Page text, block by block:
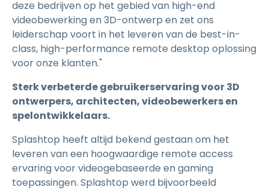
deze bedrijven op het gebied van high-end
videobewerking en 3D-ontwerp en zet ons
leiderschap voort in het leveren van de best-in-
class, high-performance remote desktop oplossing
voor onze klanten."
Sterk verbeterde gebruikerservaring voor 3D
ontwerpers, architecten, videobewerkers en
spelontwikkelaars.
Splashtop heeft altijd bekend gestaan om het
leveren van een hoogwaardige remote access
ervaring voor videogebaseerde en gaming
toepassingen. Splashtop werd bijvoorbeeld